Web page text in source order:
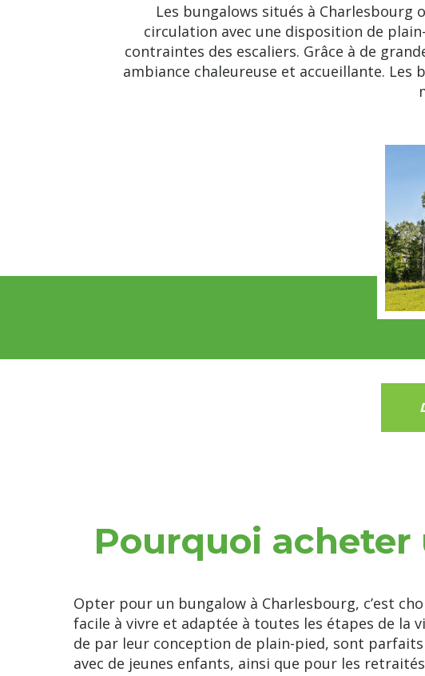
Les bungalows situés à
circulation avec une disposition de
contraintes des escaliers. Grâce à de
ambiance chaleureuse et accueillante.
Pourquoi acheter
Opter pour un bungalow à Charlesbourg, c’est
facile à vivre et adaptée à toutes les étapes de la
de par leur conception de plain-pied, sont
avec de jeunes enfants, ainsi que pour les